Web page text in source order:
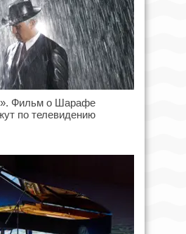
Фильм о Шарафе
по телевидению